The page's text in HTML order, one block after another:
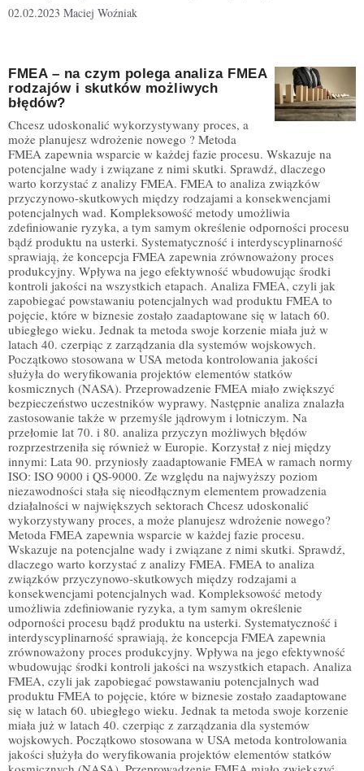
02.02.2023 Maciej Woźniak
FMEA – na czym polega analiza FMEA
rodzajów i skutków możliwych
błędów?
Chcesz udoskonalić wykorzystywany proces, a
może planujesz wdrożenie nowego ? Metoda
FMEA zapewnia wsparcie w każdej fazie procesu. Wskazuje na
potencjalne wady i związane z nimi skutki. Sprawdź, dlaczego
warto korzystać z analizy FMEA. FMEA to analiza związków
przyczynowo-skutkowych między rodzajami a konsekwencjami
potencjalnych wad. Kompleksowość metody umożliwia
zdefiniowanie ryzyka, a tym samym określenie odporności procesu
bądź produktu na usterki. Systematyczność i interdyscyplinarność
sprawiają, że koncepcja FMEA zapewnia zrównoważony proces
produkcyjny. Wpływa na jego efektywność wbudowując środki
kontroli jakości na wszystkich etapach. Analiza FMEA, czyli jak
zapobiegać powstawaniu potencjalnych wad produktu FMEA to
pojęcie, które w biznesie zostało zaadaptowane się w latach 60.
ubiegłego wieku. Jednak ta metoda swoje korzenie miała już w
latach 40. czerpiąc z zarządzania dla systemów wojskowych.
Początkowo stosowana w USA metoda kontrolowania jakości
służyła do weryfikowania projektów elementów statków
kosmicznych (NASA). Przeprowadzenie FMEA miało zwiększyć
bezpieczeństwo uczestników wyprawy. Następnie analiza znalazła
zastosowanie także w przemyśle jądrowym i lotniczym. Na
przełomie lat 70. i 80. analiza przyczyn możliwych błędów
rozprzestrzeniła się również w Europie. Korzystał z niej między
innymi: Lata 90. przyniosły zaadaptowanie FMEA w ramach normy
ISO: ISO 9000 i QS-9000. Ze względu na najwyższy poziom
niezawodności stała się nieodłącznym elementem prowadzenia
działalności w największych sektorach Chcesz udoskonalić
wykorzystywany proces, a może planujesz wdrożenie nowego?
Metoda FMEA zapewnia wsparcie w każdej fazie procesu.
Wskazuje na potencjalne wady i związane z nimi skutki. Sprawdź,
dlaczego warto korzystać z analizy FMEA. FMEA to analiza
związków przyczynowo-skutkowych między rodzajami a
konsekwencjami potencjalnych wad. Kompleksowość metody
umożliwia zdefiniowanie ryzyka, a tym samym określenie
odporności procesu bądź produktu na usterki. Systematyczność i
interdyscyplinarność sprawiają, że koncepcja FMEA zapewnia
zrównoważony proces produkcyjny. Wpływa na jego efektywność
wbudowując środki kontroli jakości na wszystkich etapach. Analiza
FMEA, czyli jak zapobiegać powstawaniu potencjalnych wad
produktu FMEA to pojęcie, które w biznesie zostało zaadaptowane
się w latach 60. ubiegłego wieku. Jednak ta metoda swoje korzenie
miała już w latach 40. czerpiąc z zarządzania dla systemów
wojskowych. Początkowo stosowana w USA metoda kontrolowania
jakości służyła do weryfikowania projektów elementów statków